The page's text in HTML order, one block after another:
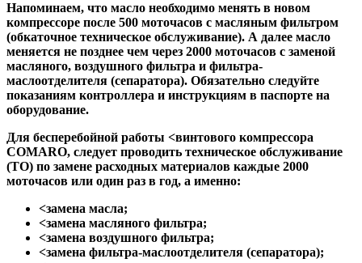
Напоминаем, что масло необходимо менять в новом
компрессоре после 500 моточасов с масляным фильтром
(обкаточное техническое обслуживание). А далее масло
меняется не позднее чем через 2000 моточасов с заменой
масляного, воздушного фильтра и фильтра-
маслоотделителя (сепаратора). Обязательно следуйте
показаниям контроллера и инструкциям в паспорте на
оборудование.
Для бесперебойной работы <винтового компрессора
COMARO, следует проводить техническое обслуживание
(ТО) по замене расходных материалов каждые 2000
моточасов или один раз в год, а именно:
<замена масла;
<замена масляного фильтра;
<замена воздушного фильтра;
<замена фильтра-маслоотделителя (сепаратора);